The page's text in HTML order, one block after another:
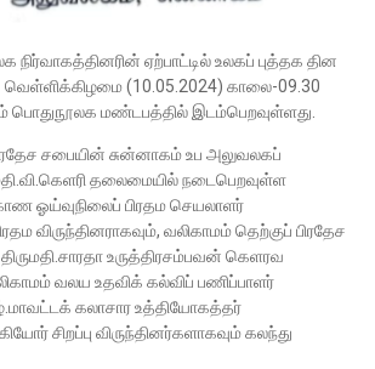
ஏற்பாட்டில் உலகப் புத்தக தின
வெள்ளிக்கிழமை (10.05.2024) காலை-09.30
பொதுநூலக மண்டபத்தில் இடம்பெறவுள்ளது.
சபையின் சுன்னாகம் உப அலுவலகப்
தலைமையில் நடைபெறவுள்ள
ஓய்வுநிலைப் பிரதம செயலாளர்
விருந்தினராகவும், வலிகாமம் தெற்குப் பிரதேச
உருத்திரசம்பவன் கெளரவ
வலய உதவிக் கல்விப் பணிப்பாளர்
கலாசார உத்தியோகத்தர்
சிறப்பு விருந்தினர்களாகவும் கலந்து